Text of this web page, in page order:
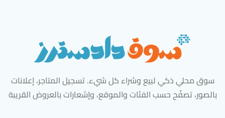
سوق محلي ذكي لبيع وشراء كل شيء. تسجيل المتاجر، إعلانات
بالصور، تصفّح حسب الفئات والموقع، وإشعارات بالعروض القريبة